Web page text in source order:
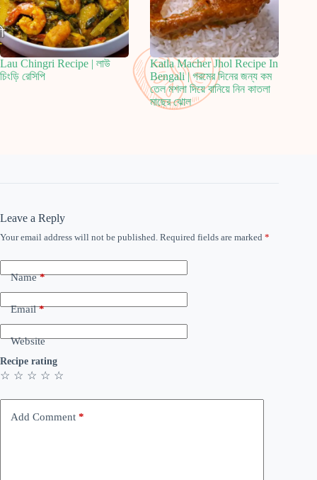
Lau Chingri Recipe | লাউ
চিংড়ি রেসিপি
Katla Macher Jhol Recipe In
Bengali | গরমের দিনের জন্য কম
তেল মশলা দিয়ে বানিয়ে নিন কাতলা
মাছের ঝোল
Leave a Reply
Your email address will not be published. Required fields are marked *
Name*
Email*
Website
Recipe rating
☆
☆
☆
☆
☆
Add Comment *